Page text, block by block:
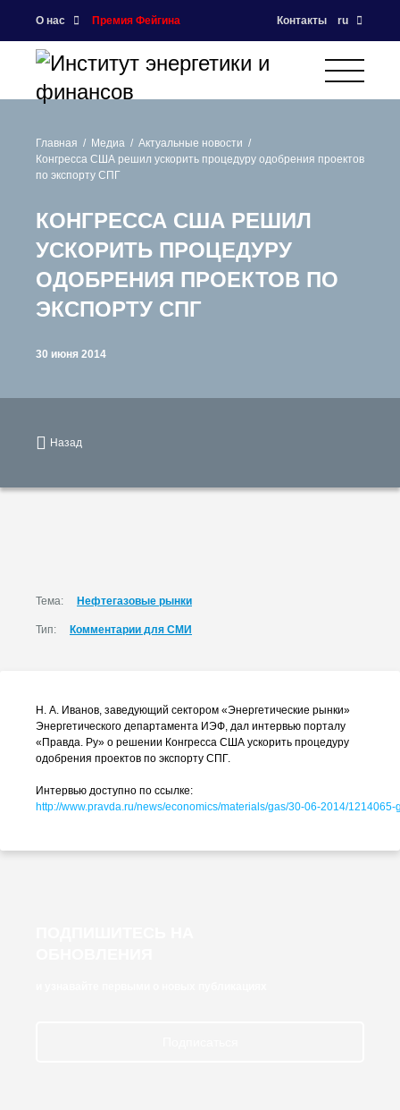
О нас Премия Фейгина Контакты ru
Главная Медиа
Актуальные новости
Конгресса США решил ускорить процедуру одобрения проектов
по экспорту СПГ
КОНГРЕССА США РЕШИЛ
УСКОРИТЬ ПРОЦЕДУРУ
ОДОБРЕНИЯ ПРОЕКТОВ ПО
ЭКСПОРТУ СПГ
30 июня 2014
Назад
Тема: Нефтегазовые рынки
Тип: Комментарии для СМИ
Н. А. Иванов, заведующий сектором «Энергетические рынки»
Энергетического департамента ИЭФ, дал интервью порталу
«Правда. Ру» о решении Конгресса США ускорить процедуру
одобрения проектов по экспорту СПГ.
Интервью доступно по ссылке:
http://www.pravda.ru/news/economics/materials/gas/30-06-2014/1214065-